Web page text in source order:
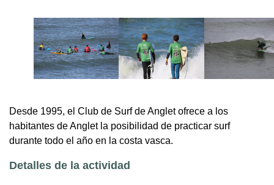
Desde 1995, el Club de Surf de Anglet ofrece a los
habitantes de Anglet la posibilidad de practicar surf
durante todo el año en la costa vasca.
Detalles de la actividad